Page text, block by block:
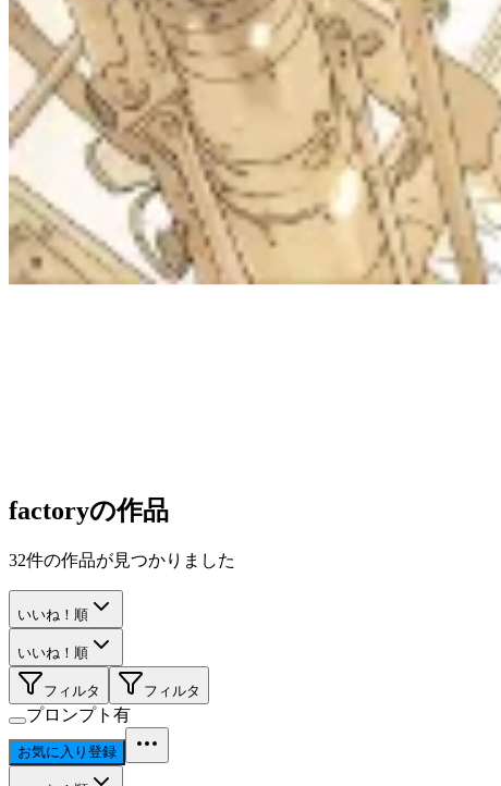
factoryの作品
32件の作品が見つかりました
いいね！順
いいね！順
フィルタ フィルタ
プロンプト有
お気に入り登録